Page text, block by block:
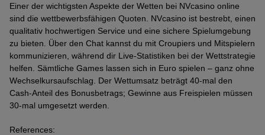
Einer der wichtigsten Aspekte der Wetten bei NVcasino online
sind die wettbewerbsfähigen Quoten. NVcasino ist bestrebt, einen
qualitativ hochwertigen Service und eine sichere Spielumgebung
zu bieten. Über den Chat kannst du mit Croupiers und Mit­spielern
kommu­nizieren, während dir Live-Statistiken bei der Wett­strategie
helfen. Sämtliche Games lassen sich in Euro spielen – ganz ohne
Wechsel­kurs­aufschlag. Der Wett­umsatz beträgt 40-mal den
Cash-Anteil des Bonus­betrags; Gewinne aus Frei­spielen müssen
30-mal umgesetzt werden.
References: